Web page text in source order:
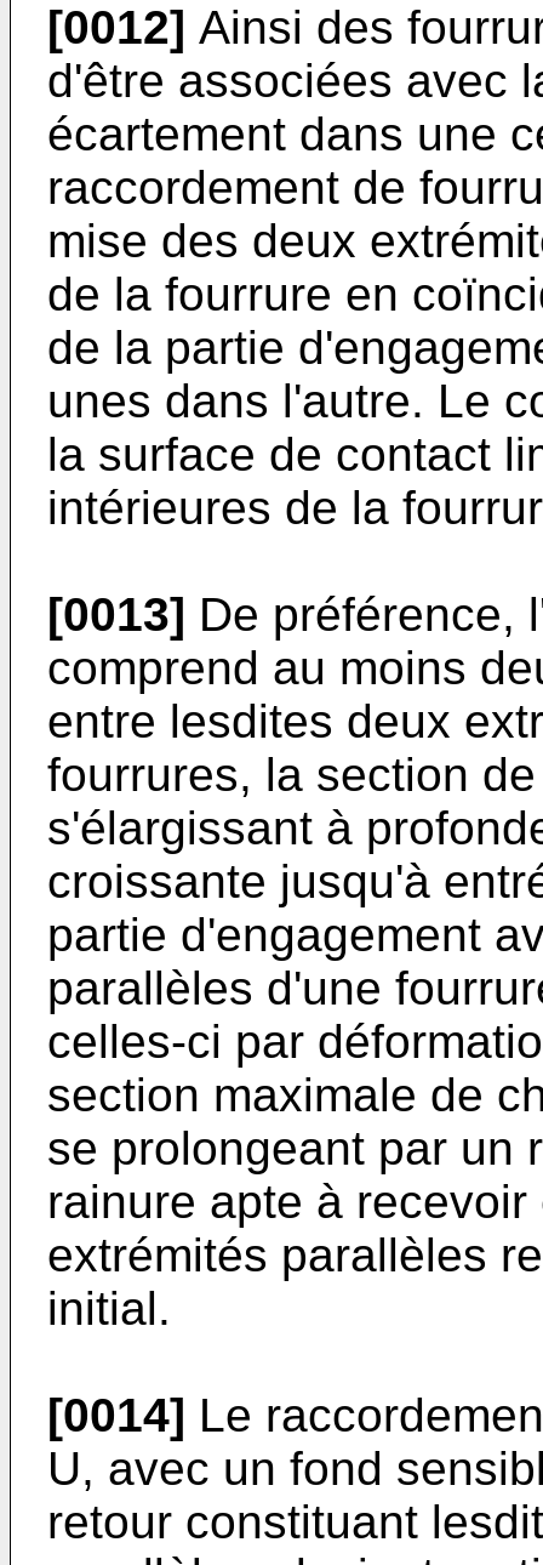
[0012] Ainsi des
d'être associées avec
écartement dans une
raccordement de
mise des deux
de la fourrure en
de la partie
unes dans l'autre. Le
la surface de contact
intérieures de la
[0013] De préférence,
comprend au moins
entre lesdites deux
fourrures, la section
s'élargissant à
croissante jusqu'à
partie d'engagement
parallèles d'une
celles-ci par
section maximale de
se prolongeant par un
rainure apte à
extrémités parallèles
initial.
[0014] Le
U, avec un fond
retour constituant